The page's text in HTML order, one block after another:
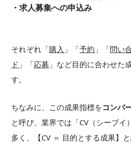
・求人募集への申込み
それぞれ「購入 」「予約 」「問い
ド 」「応募 」など目的に合わせた
す。
ちなみに、この成果指標をコンバ
と呼び、業界では「CV（シーブ
多く、【CV ＝ 目的とする成果】